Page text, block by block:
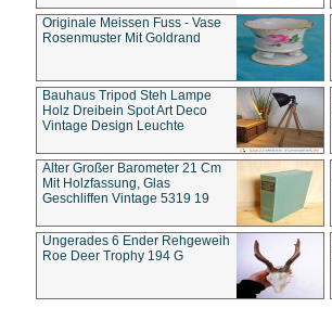
Originale Meissen Fuss - Vase
Rosenmuster Mit Goldrand
Bauhaus Tripod Steh Lampe
Holz Dreibein Spot Art Deco
Vintage Design Leuchte
Alter Großer Barometer 21 Cm
Mit Holzfassung, Glas
Geschliffen Vintage 5319 19
Ungerades 6 Ender Rehgeweih
Roe Deer Trophy 194 G